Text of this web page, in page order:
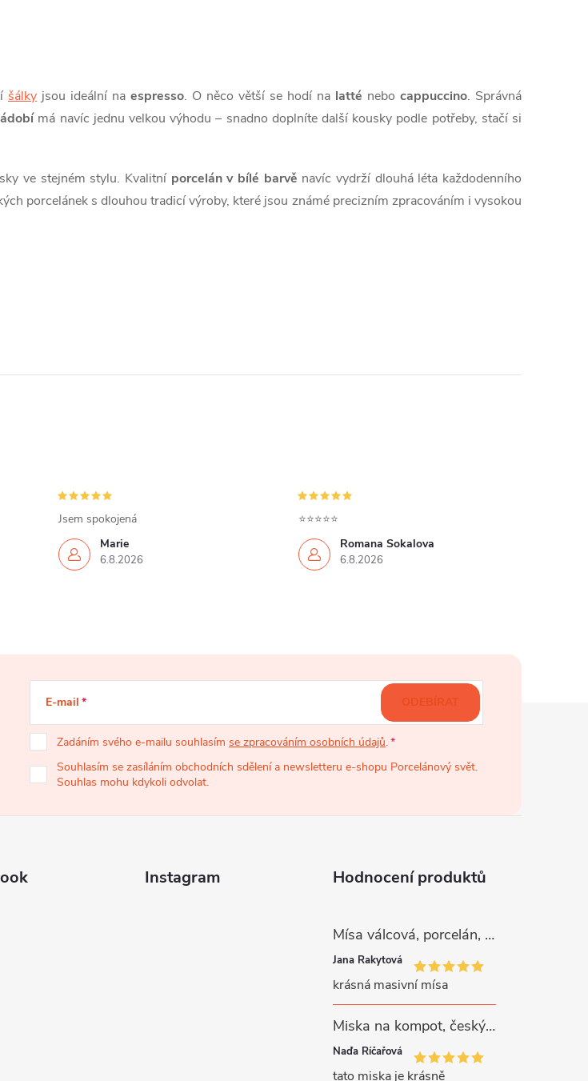
šálky jsou ideální na espresso. O něco větší se hodí na latté nebo cappuccino. Správná
má navíc jednu velkou výhodu – snadno doplníte další kousky podle potřeby, stačí si
ve stejném stylu. Kvalitní porcelán v bílé barvě navíc vydrží dlouhá léta každodenního
porcelánek s dlouhou tradicí výroby, které jsou známé precizním zpracováním i vysokou
Marie
6.8.2026
Jsem spokojená
Romana Sokalova
6.8.2026
⭐⭐⭐⭐⭐
E-mail
Zadáním svého e-mailu souhlasím se zpracováním osobních údajů.
Souhlasím se zasíláním obchodních sdělení a newsletteru e-shopu Porcelánový svět.
Souhlas mohu kdykoli odvolat.
ODEBÍRAT
Instagram Hodnocení produktů
Mísa válcová, porcelán, růžové kytičky, 26 cm, G. Benedikt
Jana Rakytová
krásná masivní mísa
Miska na kompot, český porcelán, Rona, 12,5 cm, bílý, G. Benedikt
Naďa Říčařová
tato miska je krásně